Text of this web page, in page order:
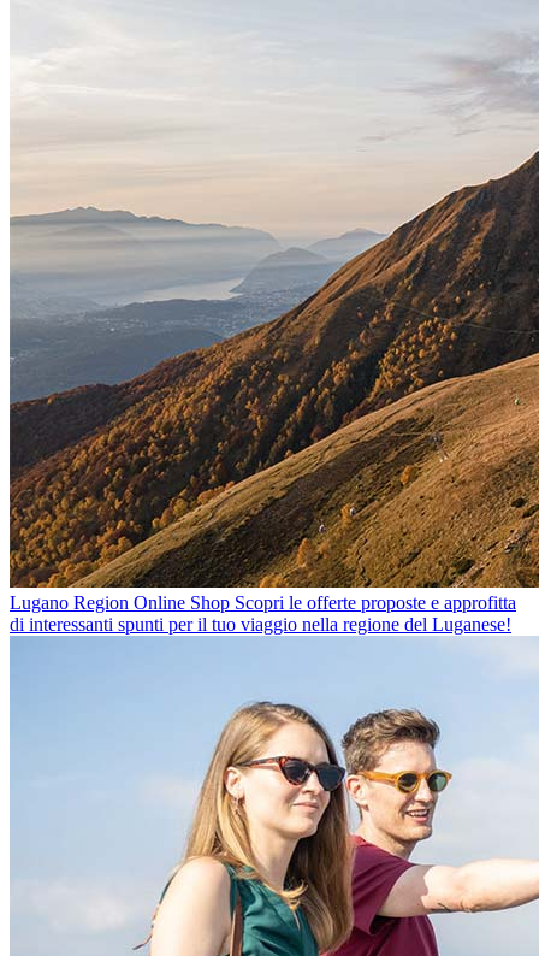
Lugano Region Online Shop Scopri le offerte proposte e approfitta
di interessanti spunti per il tuo viaggio nella regione del Luganese!